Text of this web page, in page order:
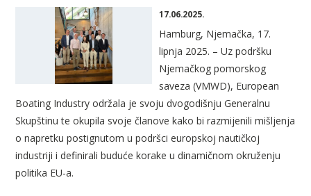
17.06.2025.
Hamburg, Njemačka, 17.
lipnja 2025. – Uz podršku
Njemačkog pomorskog
saveza (VMWD), European
Boating Industry održala je svoju dvogodišnju Generalnu
Skupštinu te okupila svoje članove kako bi razmijenili mišljenja
o napretku postignutom u podršci europskoj nautičkoj
industriji i definirali buduće korake u dinamičnom okruženju
politika EU-a.